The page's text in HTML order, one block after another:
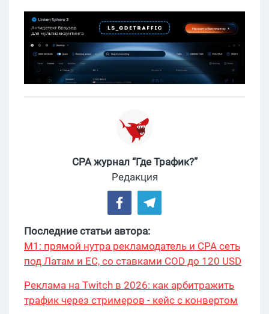
CPA журнал “Где Трафик?”
Редакция
Последние статьи автора:
М1: прямой нутра рекламодатель и CPA сеть
под Латам и ЕС, со ставками COD до 120 USD
Реклама на Twitch в 2026: как арбитражить
трафик через стримеров - кейс с конвертом